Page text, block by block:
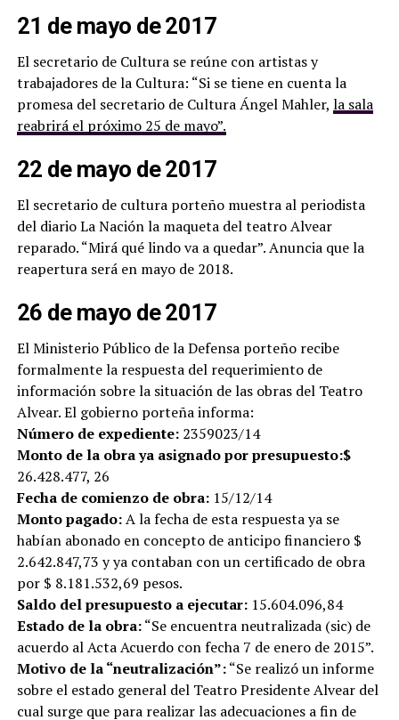
21 de mayo de 2017
El secretario de Cultura se reúne con artistas y
trabajadores de la Cultura: “Si se tiene en cuenta la
promesa del secretario de Cultura Ángel Mahler, la sala
reabrirá el próximo 25 de mayo”.
22 de mayo de 2017
El secretario de cultura porteño muestra al periodista
del diario La Nación la maqueta del teatro Alvear
reparado. “Mirá qué lindo va a quedar”. Anuncia que la
reapertura será en mayo de 2018.
26 de mayo de 2017
El Ministerio Público de la Defensa porteño recibe
formalmente la respuesta del requerimiento de
información sobre la situación de las obras del Teatro
Alvear. El gobierno porteña informa:
Número de expediente:2359023/14
Monto de la obra ya asignado por presupuesto:$
26.428.477, 26
Fecha de comienzo de obra:15/12/14
Monto pagado:A la fecha de esta respuesta ya se
habían abonado en concepto de anticipo financiero $
2.642.847,73 y ya contaban con un certificado de obra
por $ 8.181.532,69 pesos.
Saldo del presupuesto a ejecutar:15.604.096,84
Estado de la obra:“Se encuentra neutralizada (sic) de
acuerdo al Acta Acuerdo con fecha 7 de enero de 2015”.
Motivo de la “neutralización”:“Se realizó un informe
sobre el estado general del Teatro Presidente Alvear del
cual surge que para realizar las adecuaciones a fin de